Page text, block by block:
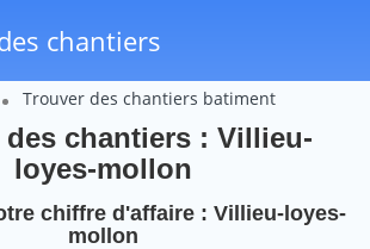
chantiers
Trouver des chantiers batiment
des chantiers : Villieu-
loyes-mollon
chiffre d'affaire : Villieu-loyes-
mollon